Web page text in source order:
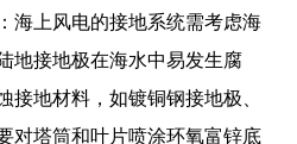
海上风电的接地系统需考虑海
地接地极在海水中易发生腐
接地材料，如镀铜钢接地极、
对塔筒和叶片喷涂环氧富锌底